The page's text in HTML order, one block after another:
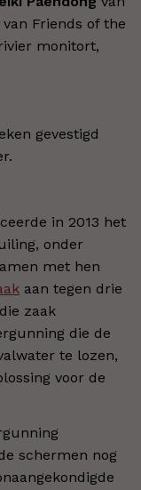
Friends of the
monitort,
gevestigd
in 2013 het
onder
met hen
aan tegen drie
zaak
die de
te lozen,
voor de
schermen nog